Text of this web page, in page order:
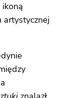
ikoną